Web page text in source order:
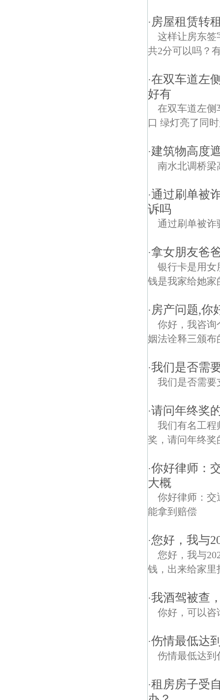
· 房屋租赁转
这样让房东签
共2分可以吗？
·在双车道左
好有
在双车道左侧
口 绿灯亮了同
·建筑物高度
南水北调桥梁
·通过刷单被
诉吗
通过刷单被诈
·拿女朋友爸
银行卡是用女
钱是我家给她家
· 房产问题,你
你好，我咨询
姻法诠释三颁布
·我们是否需
我们是否需要
·请问年终奖
我们有名工程
奖，请问年终奖
·你好律师：
大概
你好律师：交
能拿到赔偿
·您好，我与
您好，我与
钱，出来给家里
·我酒驾被查
你好，可以咨
·伤情最低达
伤情最低达到
·租房房子受